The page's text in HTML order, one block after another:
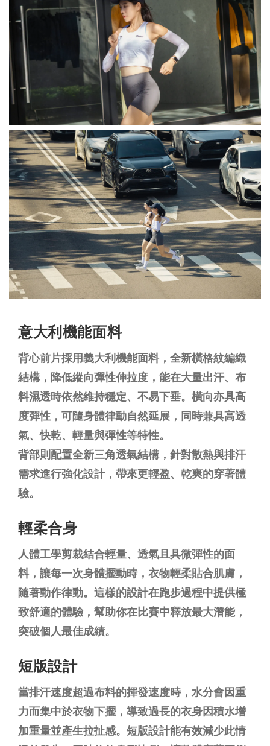
意大利機能面料
背心前片採用義大利機能面料，全新橫格紋編織
結構，降低縱向彈性伸拉度，能在大量出汗、布
料濕透時依然維持穩定、不易下垂。橫向亦具高
度彈性，可隨身體律動自然延展，同時兼具高透
氣、快乾、輕量與彈性等特性。
背部則配置全新三角透氣結構，針對散熱與排汗
需求進行強化設計，帶來更輕盈、乾爽的穿著體
驗。
輕柔合身
人體工學剪裁結合輕量、透氣且具微彈性的面
料，讓每一次身體擺動時，衣物輕柔貼合肌膚，
隨著動作律動。這樣的設計在跑步過程中提供極
致舒適的體驗，幫助你在比賽中釋放最大潛能，
突破個人最佳成績。
短版設計
當排汗速度超過布料的揮發速度時，水分會因重
力而集中於衣物下擺，導致過長的衣身因積水增
加重量並產生拉扯感。短版設計能有效減少此情